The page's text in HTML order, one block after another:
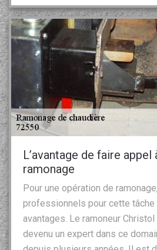
L’avantage de faire appel
ramonage
Pour une opération de
professionnels pour cette
avantages. Le ramoneur
devenu un expert dans ce